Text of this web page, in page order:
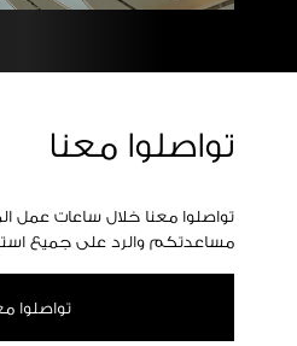
تواصلوا معنا
تواصلوا معنا خلال ساعات عمل
مساعدتكم والرد على جميع
تواصلوا